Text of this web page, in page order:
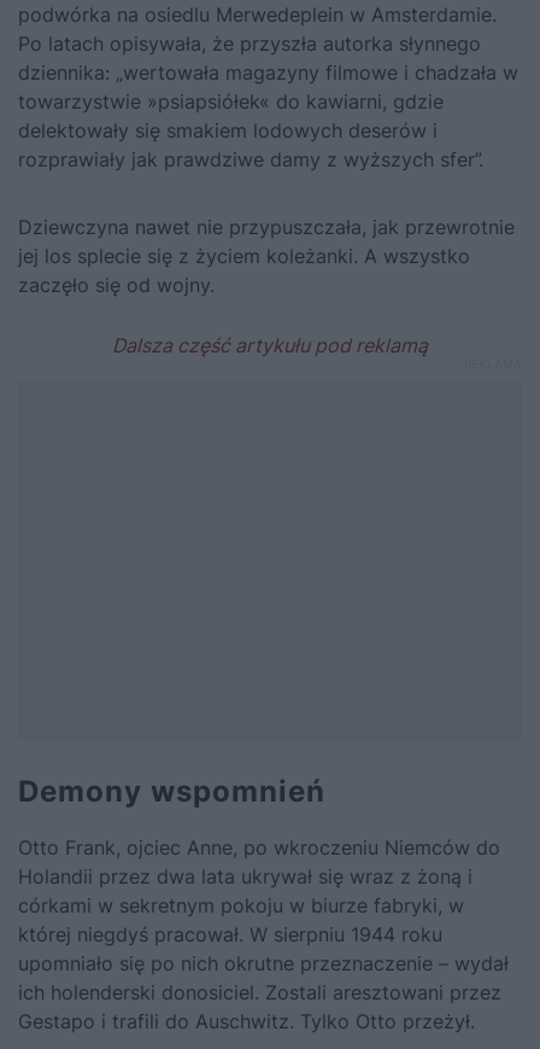
podwórka na osiedlu Merwedeplein w Amsterdamie.
Po latach opisywała, że przyszła autorka słynnego
dziennika: „wertowała magazyny filmowe i chadzała w
towarzystwie »psiapsiółek« do kawiarni, gdzie
delektowały się smakiem lodowych deserów i
rozprawiały jak prawdziwe damy z wyższych sfer”.
Dziewczyna nawet nie przypuszczała, jak przewrotnie
jej los splecie się z życiem koleżanki. A wszystko
zaczęło się od wojny.
Demony wspomnień
Otto Frank, ojciec Anne, po wkroczeniu Niemców do
Holandii przez dwa lata ukrywał się wraz z żoną i
córkami w sekretnym pokoju w biurze fabryki, w
której niegdyś pracował. W sierpniu 1944 roku
upomniało się po nich okrutne przeznaczenie – wydał
ich holenderski donosiciel. Zostali aresztowani przez
Gestapo i trafili do Auschwitz. Tylko Otto przeżył.